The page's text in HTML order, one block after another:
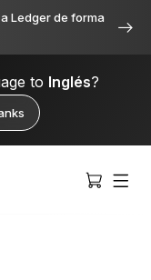
Ledger de forma
to Inglés?